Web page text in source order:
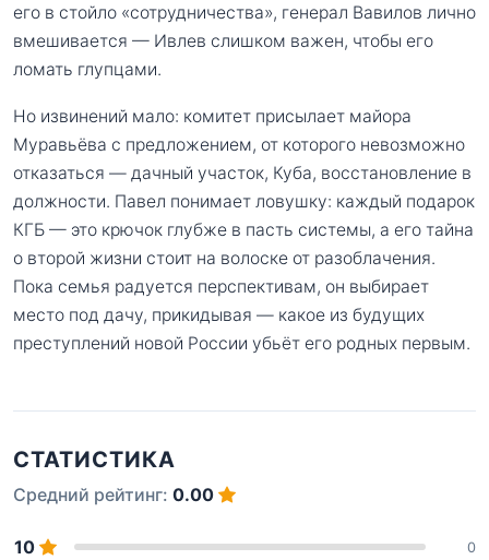
его в стойло «сотрудничества», генерал Вавилов лично
вмешивается — Ивлев слишком важен, чтобы его
ломать глупцами.
Но извинений мало: комитет присылает майора
Муравьёва с предложением, от которого невозможно
отказаться — дачный участок, Куба, восстановление в
должности. Павел понимает ловушку: каждый подарок
КГБ — это крючок глубже в пасть системы, а его тайна
о второй жизни стоит на волоске от разоблачения.
Пока семья радуется перспективам, он выбирает
место под дачу, прикидывая — какое из будущих
преступлений новой России убьёт его родных первым.
СТАТИСТИКА
Средний рейтинг: 0.00
10 0